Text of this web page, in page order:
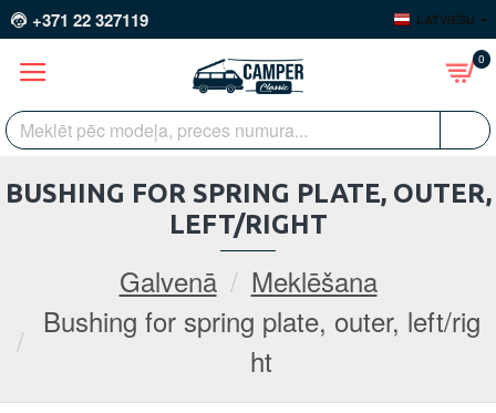
+371 22 327119 LATVIEŠU
0
Galvenā
Meklēšana
Bushing for spring plate, outer, left/rig
ht
BUSHING FOR SPRING PLATE, OUTER,
LEFT/RIGHT